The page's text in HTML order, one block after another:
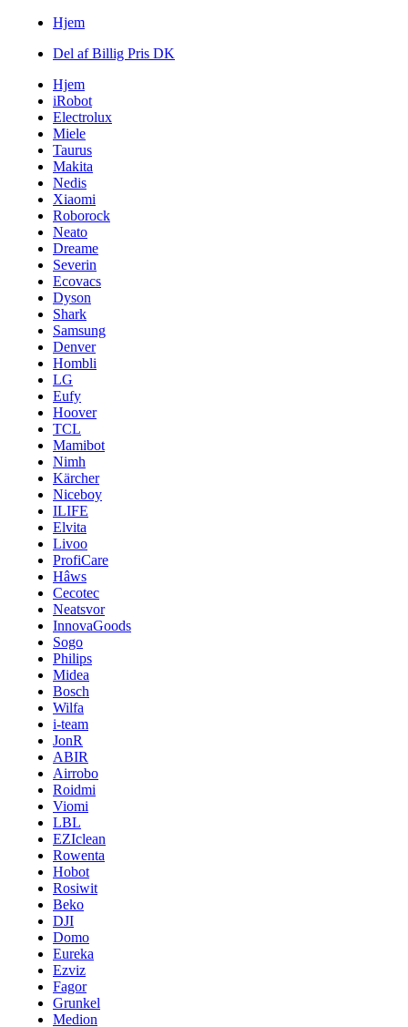
Hjem
Del af Billig Pris DK
Hjem
iRobot
Electrolux
Miele
Taurus
Makita
Nedis
Xiaomi
Roborock
Neato
Dreame
Severin
Ecovacs
Dyson
Shark
Samsung
Denver
Hombli
LG
Eufy
Hoover
TCL
Mamibot
Nimh
Kärcher
Niceboy
ILIFE
Elvita
Livoo
ProfiCare
Hâws
Cecotec
Neatsvor
InnovaGoods
Sogo
Philips
Midea
Bosch
Wilfa
i-team
JonR
ABIR
Airrobo
Roidmi
Viomi
LBL
EZIclean
Rowenta
Hobot
Rosiwit
Beko
DJI
Domo
Eureka
Ezviz
Fagor
Grunkel
Medion